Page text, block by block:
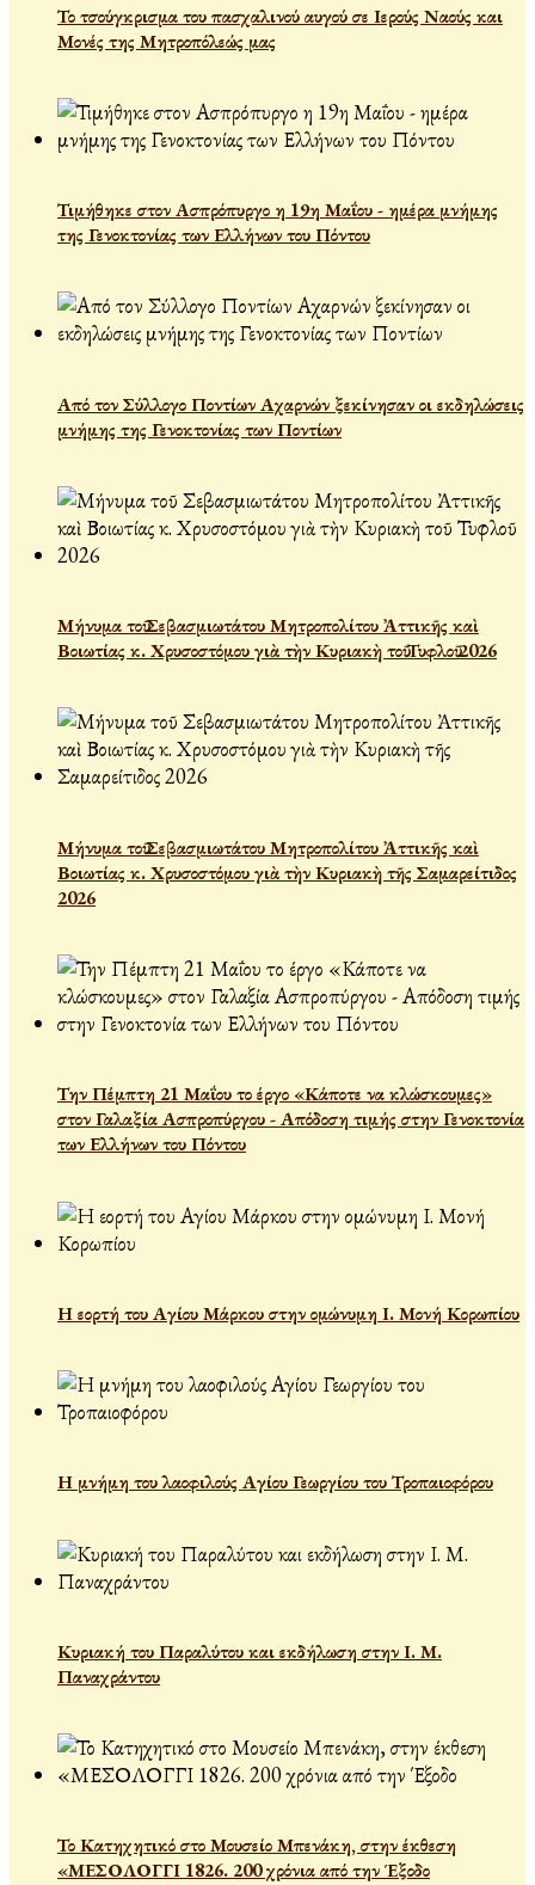
Το τσούγκρισμα του πασχαλινού αυγού σε Ιερούς Ναούς και
Μονές της Μητροπόλεώς μας
Τιμήθηκε στον Ασπρόπυργο η 19η Μαΐου - ημέρα μνήμης
της Γενοκτονίας των Ελλήνων του Πόντου
Από τον Σύλλογο Ποντίων Αχαρνών ξεκίνησαν οι εκδηλώσεις
μνήμης της Γενοκτονίας των Ποντίων
Μήνυμα τοῦ Σεβασμιωτάτου Μητροπολίτου Ἀττικῆς καὶ
Βοιωτίας κ. Χρυσοστόμου γιὰ τὴν Κυριακὴ τοῦ Τυφλοῦ 2026
Μήνυμα τοῦ Σεβασμιωτάτου Μητροπολίτου Ἀττικῆς καὶ
Βοιωτίας κ. Χρυσοστόμου γιὰ τὴν Κυριακὴ τῆς Σαμαρείτιδος
2026
Την Πέμπτη 21 Μαΐου το έργο «Κάποτε να κλώσκουμες»
στον Γαλαξία Ασπροπύργου - Απόδοση τιμής στην Γενοκτονία
των Ελλήνων του Πόντου
Η εορτή του Αγίου Μάρκου στην ομώνυμη Ι. Μονή Κορωπίου
Η μνήμη του λαοφιλούς Αγίου Γεωργίου του Τροπαιοφόρου
Κυριακή του Παραλύτου και εκδήλωση στην Ι. Μ.
Παναχράντου
Το Κατηχητικό στο Μουσείο Μπενάκη, στην έκθεση
«ΜΕΣΟΛΟΓΓΙ 1826. 200 χρόνια από την Έξοδο